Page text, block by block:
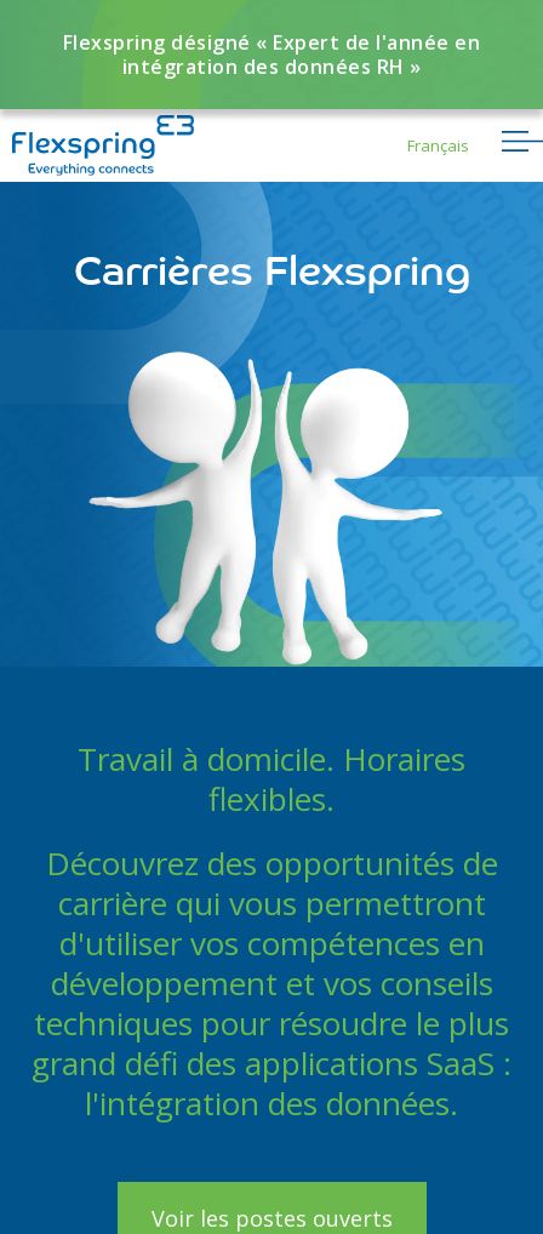
Flexspring désigné « Expert de l'année en
intégration des données RH »
Français
Carrières Flexspring
Travail à domicile. Horaires
flexibles.
Découvrez des opportunités de
carrière qui vous permettront
d'utiliser vos compétences en
développement et vos conseils
techniques pour résoudre le plus
grand défi des applications SaaS :
l'intégration des données.
Voir les postes ouverts
Flexbuddy
Powered by Flexspring